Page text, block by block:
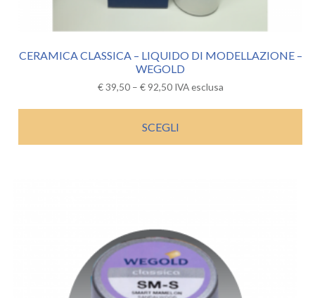
CERAMICA CLASSICA – LIQUIDO DI MODELLAZIONE –
WEGOLD
€39,50– €92,50 IVA esclusa
SCEGLI